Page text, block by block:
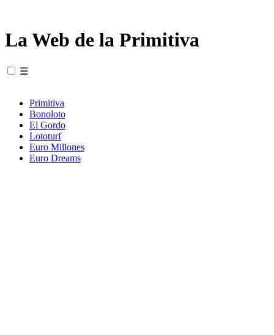
La Web de la Primitiva
☰
Primitiva
Bonoloto
El Gordo
Lototurf
Euro Millones
Euro Dreams